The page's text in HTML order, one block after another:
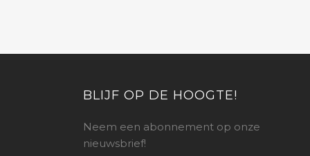
BLIJF OP DE HOOGTE!
Neem een abonnement op onze
nieuwsbrief!